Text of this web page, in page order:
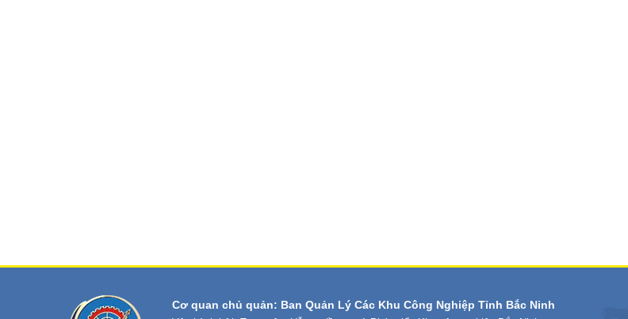
Cơ quan chủ quản: Ban Quản Lý Các Khu Công Nghiệp Tỉnh Bắc Ninh